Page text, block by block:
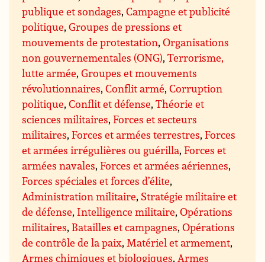
publique et sondages,Campagne et publicité
politique,Groupes de pressions et
mouvements de protestation,Organisations
non gouvernementales (ONG),Terrorisme,
lutte armée,Groupes et mouvements
révolutionnaires,Conflit armé,Corruption
politique,Conflit et défense,Théorie et
sciences militaires,Forces et secteurs
militaires,Forces et armées terrestres,Forces
et armées irrégulières ou guérilla,Forces et
armées navales,Forces et armées aériennes,
Forces spéciales et forces d’élite,
Administration militaire, Stratégie militaire et
de défense, Intelligence militaire,Opérations
militaires, Batailles et campagnes,Opérations
de contrôle de la paix,Matériel et armement,
Armes chimiques et biologiques,Armes